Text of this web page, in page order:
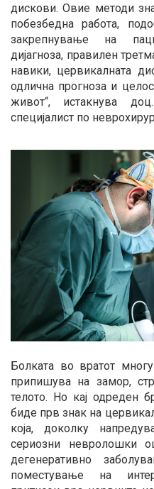
дискови. Овие методи
побезбедна работа,
закрепнување на
дијагноза, правилен
навики, цервикалната
одлична прогноза и
живот“, истакнува
специјалист по
Болката во вратот
припишува на замор,
телото. Но кај одреден
биде прв знак на
која, доколку
сериозни невролошки
дегенеративно
поместување на